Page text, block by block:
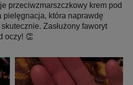
przeciwzmarszczkowy krem pod
pielęgnacja, która naprawdę
Zasłużony faworyt
oczy! 👏